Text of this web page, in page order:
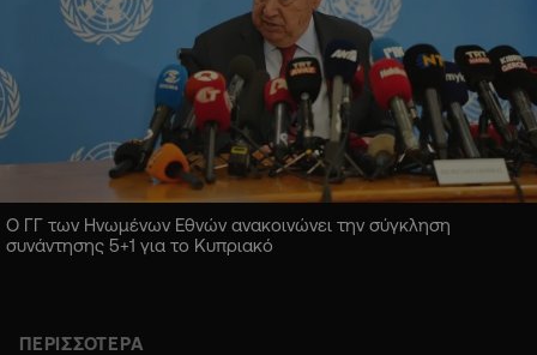
Ο ΓΓ των Ηνωμένων Εθνών ανακοινώνει την σύγκληση
συνάντησης 5+1 για το Κυπριακό
ΠΕΡΙΣΣΟΤΕΡΑ